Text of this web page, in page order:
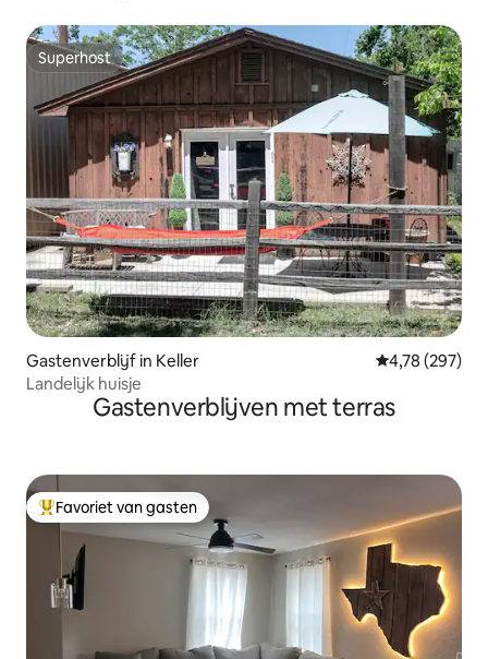
Superhost
Superhost
Gastenverblijf in Keller Gemiddelde
4,78 (297)
Landelijk huisje
Gastenverblijven met terras
Topfavoriet van gasten
Favoriet van gasten